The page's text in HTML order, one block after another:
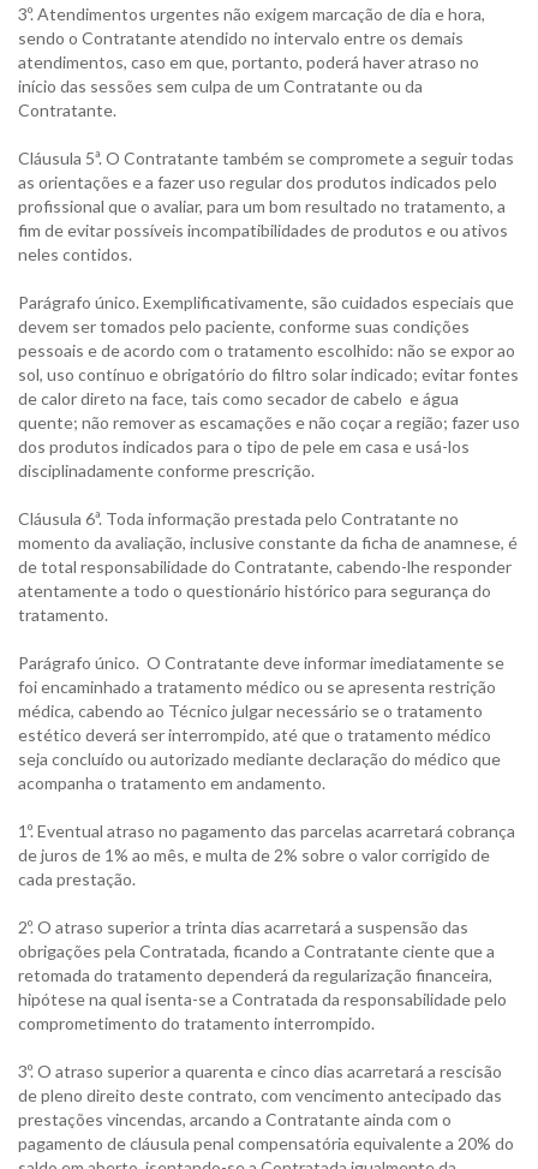
3º. Atendimentos urgentes não exigem marcação de dia e hora,
sendo o Contratante atendido no intervalo entre os demais
atendimentos, caso em que, portanto, poderá haver atraso no
início das sessões sem culpa de um Contratante ou da
Contratante.
Cláusula 5ª. O Contratante também se compromete a seguir todas
as orientações e a fazer uso regular dos produtos indicados pelo
profissional que o avaliar, para um bom resultado no tratamento, a
fim de evitar possíveis incompatibilidades de produtos e ou ativos
neles contidos.
Parágrafo único. Exemplificativamente, são cuidados especiais que
devem ser tomados pelo paciente, conforme suas condições
pessoais e de acordo com o tratamento escolhido: não se expor ao
sol, uso contínuo e obrigatório do filtro solar indicado; evitar fontes
de calor direto na face, tais como secador de cabelo e água
quente; não remover as escamações e não coçar a região; fazer uso
dos produtos indicados para o tipo de pele em casa e usá-los
disciplinadamente conforme prescrição.
Cláusula 6ª. Toda informação prestada pelo Contratante no
momento da avaliação, inclusive constante da ficha de anamnese, é
de total responsabilidade do Contratante, cabendo-lhe responder
atentamente a todo o questionário histórico para segurança do
tratamento.
Parágrafo único. O Contratante deve informar imediatamente se
foi encaminhado a tratamento médico ou se apresenta restrição
médica, cabendo ao Técnico julgar necessário se o tratamento
estético deverá ser interrompido, até que o tratamento médico
seja concluído ou autorizado mediante declaração do médico que
acompanha o tratamento em andamento.
1º. Eventual atraso no pagamento das parcelas acarretará cobrança
de juros de 1% ao mês, e multa de 2% sobre o valor corrigido de
cada prestação.
2º. O atraso superior a trinta dias acarretará a suspensão das
obrigações pela Contratada, ficando a Contratante ciente que a
retomada do tratamento dependerá da regularização financeira,
hipótese na qual isenta-se a Contratada da responsabilidade pelo
comprometimento do tratamento interrompido.
3º. O atraso superior a quarenta e cinco dias acarretará a rescisão
de pleno direito deste contrato, com vencimento antecipado das
prestações vincendas, arcando a Contratante ainda com o
pagamento de cláusula penal compensatória equivalente a 20% do